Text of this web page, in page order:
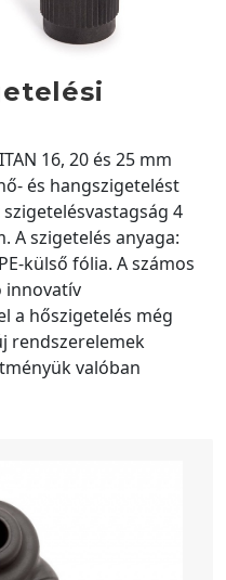
16, 20 és 25 mm
és hangszigetelést
4
A szigetelés anyaga:
külső fólia. A számos
innovatív
a hőszigetelés még
rendszerelemek
valóban